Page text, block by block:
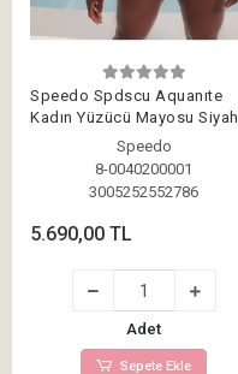
Speedo Spdscu Aquanıte
Kadın Yüzücü Mayosu Siyah
Speedo
8-0040200001
3005252552786
5.690,00 TL
Adet
Sepete Ekle